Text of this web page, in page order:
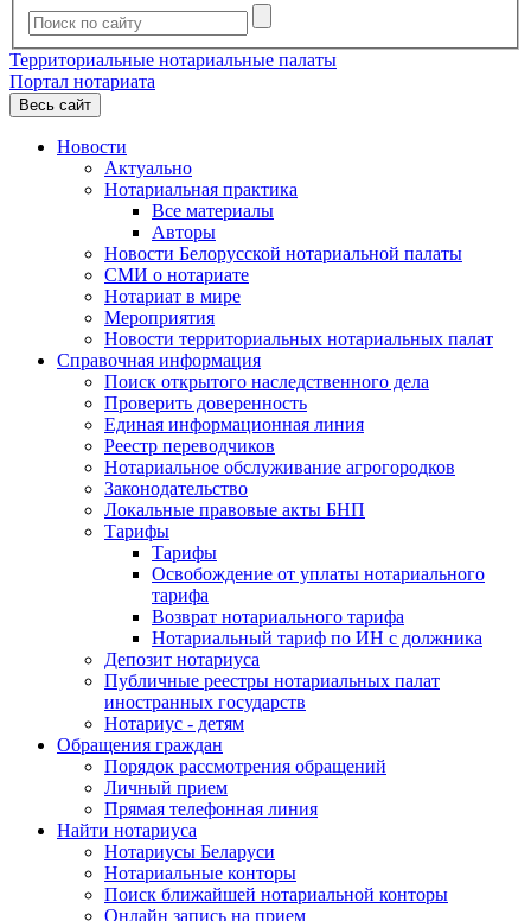
Территориальные нотариальные палаты
Портал нотариата
Весь сайт
Новости
Актуально
Нотариальная практика
Все материалы
Авторы
Новости Белорусской нотариальной палаты
СМИ о нотариате
Нотариат в мире
Мероприятия
Новости территориальных нотариальных палат
Справочная информация
Поиск открытого наследственного дела
Проверить доверенность
Единая информационная линия
Реестр переводчиков
Нотариальное обслуживание агрогородков
Законодательство
Локальные правовые акты БНП
Тарифы
Тарифы
Освобождение от уплаты нотариального
тарифа
Возврат нотариального тарифа
Нотариальный тариф по ИН с должника
Депозит нотариуса
Публичные реестры нотариальных палат
иностранных государств
Нотариус - детям
Обращения граждан
Порядок рассмотрения обращений
Личный прием
Прямая телефонная линия
Найти нотариуса
Нотариусы Беларуси
Нотариальные конторы
Поиск ближайшей нотариальной конторы
Онлайн запись на прием